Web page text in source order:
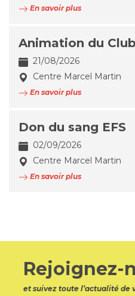
En savoir plus
Animation du
21/08/2026
Centre Marcel Martin
En savoir plus
Don du sang EFS
02/09/2026
Centre Marcel Martin
En savoir plus
Rejoignez-
et suivez toute l’actualité de